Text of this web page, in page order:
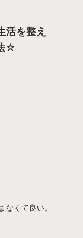
活を整え
☆
なくて良い。